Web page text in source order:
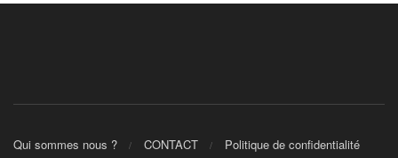
Qui sommes nous ? CONTACT Politique de confidentialité